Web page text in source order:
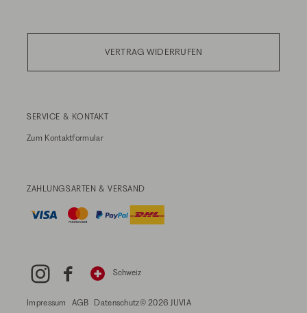
VERTRAG WIDERRUFEN
SERVICE & KONTAKT
Zum Kontaktformular
ZAHLUNGSARTEN & VERSAND
Schweiz
Impressum AGB Datenschutz© 2026 JUVIA